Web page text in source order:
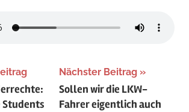
Students
Nächster Beitrag
Sollen wir die LKW-
Fahrer eigentlich auch